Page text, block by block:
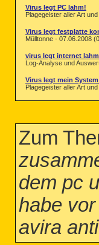
Virus legt PC lahm!
Plagegeister aller Art
Virus legt festplatte
Mülltonne - 07.06.2008
virus legt internet lahm
Log-Analyse und
Virus legt mein
Plagegeister aller Art
Zum
dem pc
habe
avira